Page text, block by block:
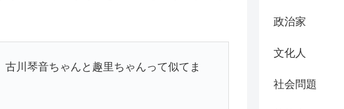
川琴音ちゃんと趣里ちゃんって似てま
政治家
文化人
社会問題